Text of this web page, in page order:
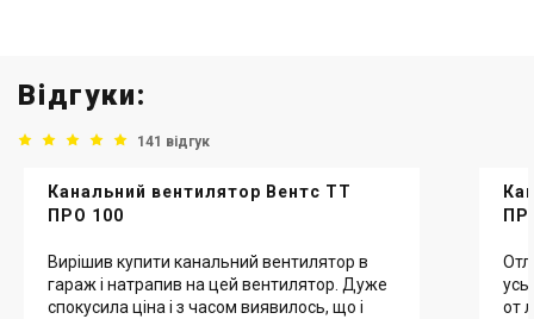
Відгуки:
141 відгук
Канальний вентилятор Вентс ТТ
ПРО 100
Вирішив купити канальний вентилятор в
гараж і натрапив на цей вентилятор. Дуже
спокусила ціна і з часом виявилось, що і
от